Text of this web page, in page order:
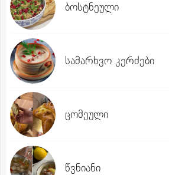
ბოსტნეული
სამარხვო კერძები
ცომეული
წვნიანი